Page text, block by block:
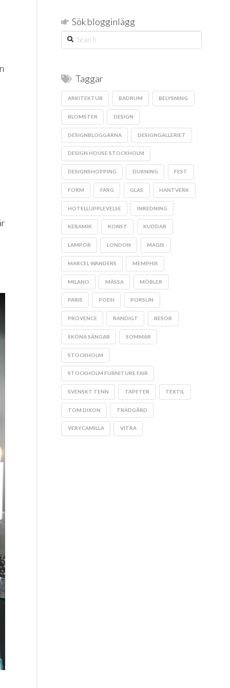
Sök blogginlägg
Search
Taggar
ARKITEKTUR BADRUM BELYSNING
BLOMSTER DESIGN
DESIGNBLOGGARNA DESIGNGALLERIET
DESIGN HOUSE STOCKHOLM
DESIGNSHOPPING DUKNING FEST
FORM FÄRG GLAS HANTVERK
HOTELLUPPLEVELSE INREDNING
KERAMIK KONST KUDDAR
LAMPOR LONDON MAGIS
MARCEL WANDERS MEMPHIS
MILANO MÄSSA MÖBLER
PARIS POESI PORSLIN
PROVENCE RANDIGT RESOR
SKÖNA SÄNGAR SOMMAR
STOCKHOLM
STOCKHOLM FURNITURE FAIR
SVENSKT TENN TAPETER TEXTIL
TOM DIXON TRÄDGÅRD
VERYCAMILLA VITRA